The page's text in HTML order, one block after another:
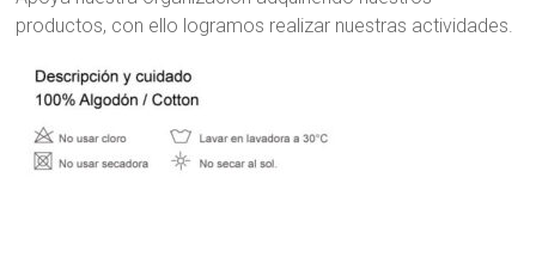
productos, con ello logramos realizar nuestras actividades.